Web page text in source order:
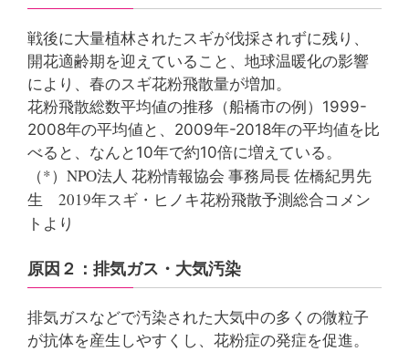
戦後に大量植林されたスギが伐採されずに残り、
開花適齢期を迎えていること、地球温暖化の影響
により、春のスギ花粉飛散量が増加。
花粉飛散総数平均値の推移（船橋市の例）1999-
2008年の平均値と、2009年-2018年の平均値を比
べると、なんと10年で約10倍に増えている。
（*）NPO法人 花粉情報協会 事務局長 佐橋紀男先
生 2019年スギ・ヒノキ花粉飛散予測総合コメン
トより
原因２：排気ガス・大気汚染
排気ガスなどで汚染された大気中の多くの微粒子
が抗体を産生しやすくし、花粉症の発症を促進。